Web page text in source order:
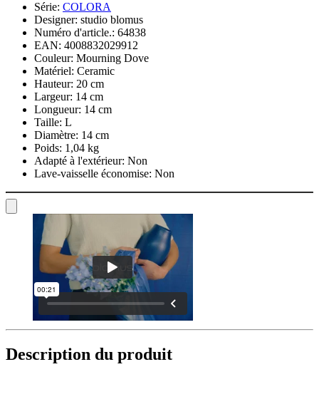
Série: COLORA
Designer: studio blomus
Numéro d'article.: 64838
EAN: 4008832029912
Couleur: Mourning Dove
Matériel: Ceramic
Hauteur: 20 cm
Largeur: 14 cm
Longueur: 14 cm
Taille: L
Diamètre: 14 cm
Poids: 1,04 kg
Adapté à l'extérieur: Non
Lave-vaisselle économise: Non
Description du produit